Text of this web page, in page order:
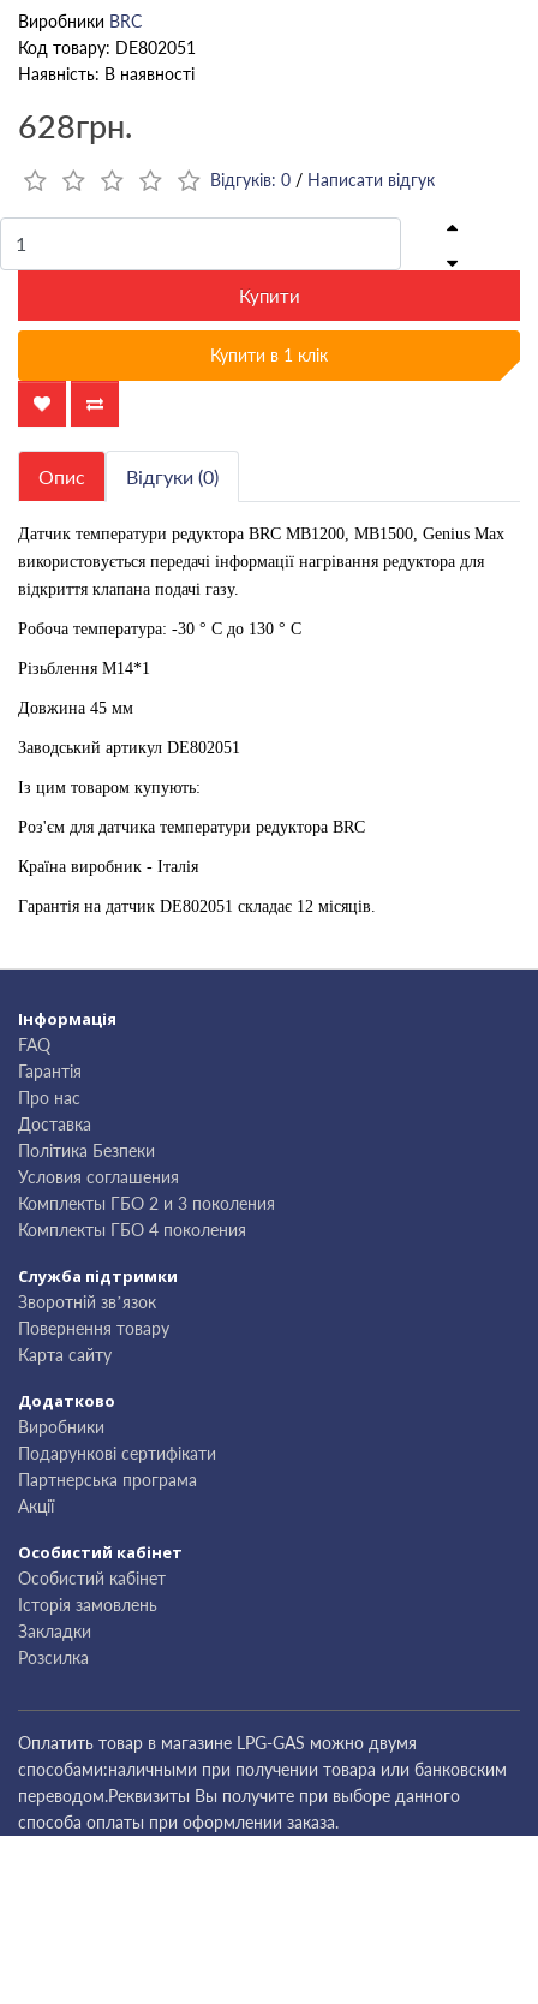
Виробники BRC
Код товару: DE802051
Наявність: В наявності
628грн.
Відгуків: 0 / Написати відгук
Купити
Купити в 1 клік
Опис Відгуки (0)
Датчик температури редуктора BRC МВ1200, МВ1500, Genius Мах
використовується передачі інформації нагрівання редуктора для
відкриття клапана подачі газу.
Робоча температура: -30 ° C до 130 ° C
Різьблення М14*1
Довжина 45 мм
Заводський артикул DE802051
Із цим товаром купують:
Роз'єм для датчика температури редуктора BRC
Країна виробник - Італія
Гарантія на датчик DE802051 складає 12 місяців.
Інформація
FAQ
Гарантія
Про нас
Доставка
Політика Безпеки
Условия соглашения
Комплекты ГБО 2 и 3 поколения
Комплекты ГБО 4 поколения
Служба підтримки
Зворотній зв’язок
Повернення товару
Карта сайту
Додатково
Виробники
Подарункові сертифікати
Партнерська програма
Акції
Особистий кабінет
Особистий кабінет
Історія замовлень
Закладки
Розсилка
Оплатить товар в магазине LPG-GAS можно двумя
способами:наличными при получении товара или банковским
переводом.Реквизиты Вы получите при выборе данного
способа оплаты при оформлении заказа.